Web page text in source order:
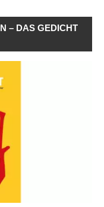
– DAS GEDICHT